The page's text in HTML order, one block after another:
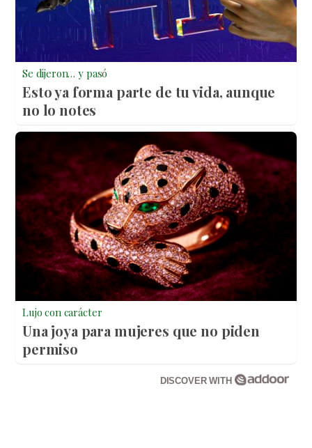
Se dijeron… y pasó
Esto ya forma parte de tu vida, aunque
no lo notes
Lujo con carácter
Una joya para mujeres que no piden
permiso
DISCOVER WITH